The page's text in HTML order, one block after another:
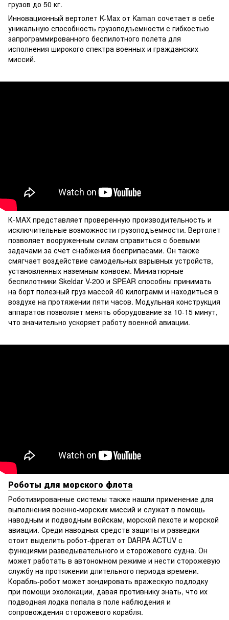
грузов до 50 кг.
Инновационный вертолет K-Max от Kaman сочетает в себе
уникальную способность грузоподъемности с гибкостью
запрограммированного беспилотного полета для
исполнения широкого спектра военных и гражданских
миссий.
К-MAX представляет проверенную производительность и
исключительные возможности грузоподъемности. Вертолет
позволяет вооруженным силам справиться с боевыми
задачами за счет снабжения боеприпасами. Он также
смягчает воздействие самодельных взрывных устройств,
установленных наземным конвоем. Миниатюрные
беспилотники Skeldar V-200 и SPEAR способны принимать
на борт полезный груз массой 40 килограмм и находиться в
воздухе на протяжении пяти часов. Модульная конструкция
аппаратов позволяет менять оборудование за 10-15 минут,
что значительно ускоряет работу военной авиации.
Роботы для морского флота
Роботизированные системы также нашли применение для
выполнения военно-морских миссий и служат в помощь
наводным и подводным войскам, морской пехоте и морской
авиации. Среди наводных средств защиты и разведки
стоит выделить робот-фрегат от DARPA ACTUV с
функциями разведывательного и сторожевого судна. Он
может работать в автономном режиме и нести сторожевую
службу на протяжении длительного периода времени.
Корабль-робот может зондировать вражескую подлодку
при помощи эхолокации, давая противнику знать, что их
подводная лодка попала в поле наблюдения и
сопровождения сторожевого корабля.